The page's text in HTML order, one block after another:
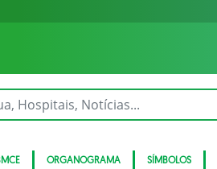
ORGANOGRAMA SÍMBOLOS